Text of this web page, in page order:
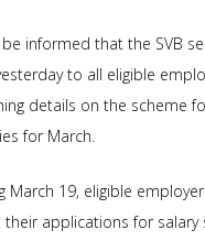
be informed that the SVB
to all eligible
details on the scheme
for March.
March 19, eligible
their applications for salary